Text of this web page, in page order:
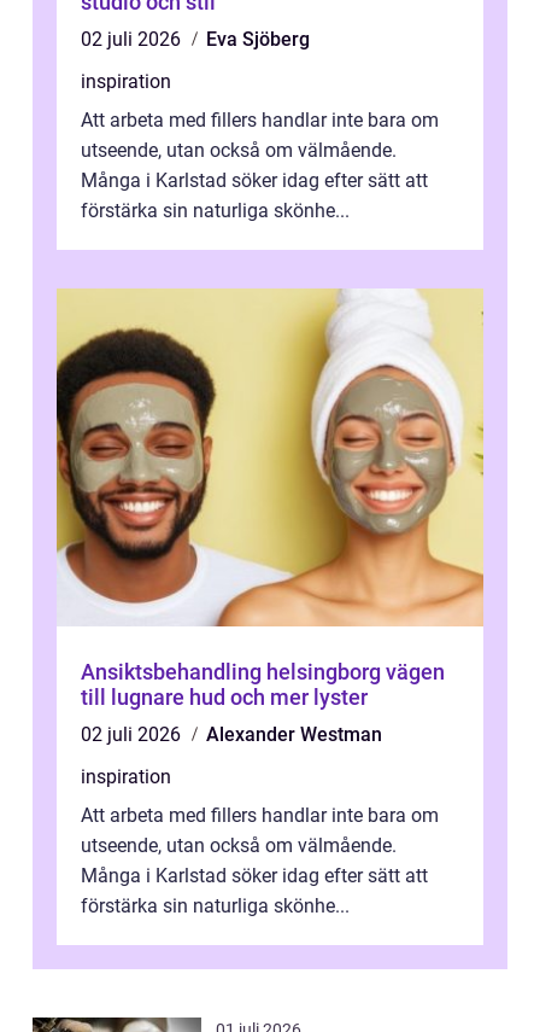
02 juli 2026
Eva Sjöberg
inspiration
Att arbeta med fillers handlar inte bara om
utseende, utan också om välmående.
Många i Karlstad söker idag efter sätt att
förstärka sin naturliga skönhe...
Ansiktsbehandling helsingborg vägen
till lugnare hud och mer lyster
02 juli 2026
Alexander Westman
inspiration
Att arbeta med fillers handlar inte bara om
utseende, utan också om välmående.
Många i Karlstad söker idag efter sätt att
förstärka sin naturliga skönhe...